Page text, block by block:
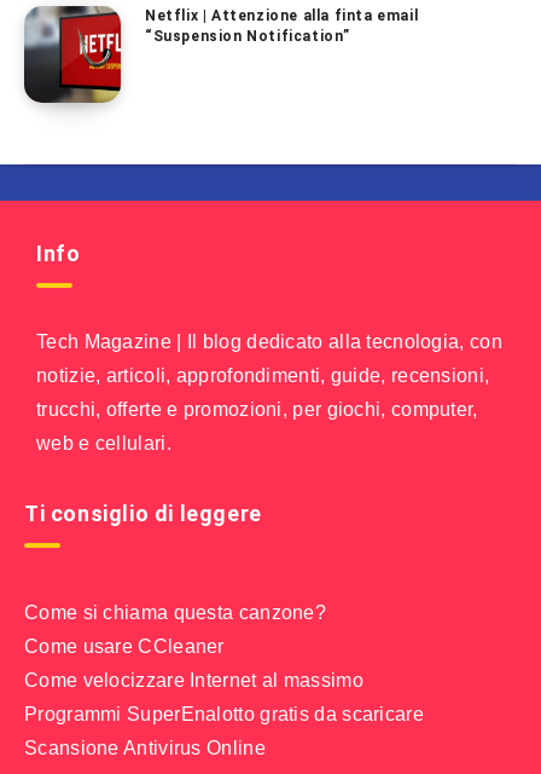
Netflix | Attenzione alla finta email
“Suspension Notification”
Info
Tech Magazine | Il blog dedicato alla tecnologia, con
notizie, articoli, approfondimenti, guide, recensioni,
trucchi, offerte e promozioni, per giochi, computer,
web e cellulari.
Ti consiglio di leggere
Come si chiama questa canzone?
Come usare CCleaner
Come velocizzare Internet al massimo
Programmi SuperEnalotto gratis da scaricare
Scansione Antivirus Online